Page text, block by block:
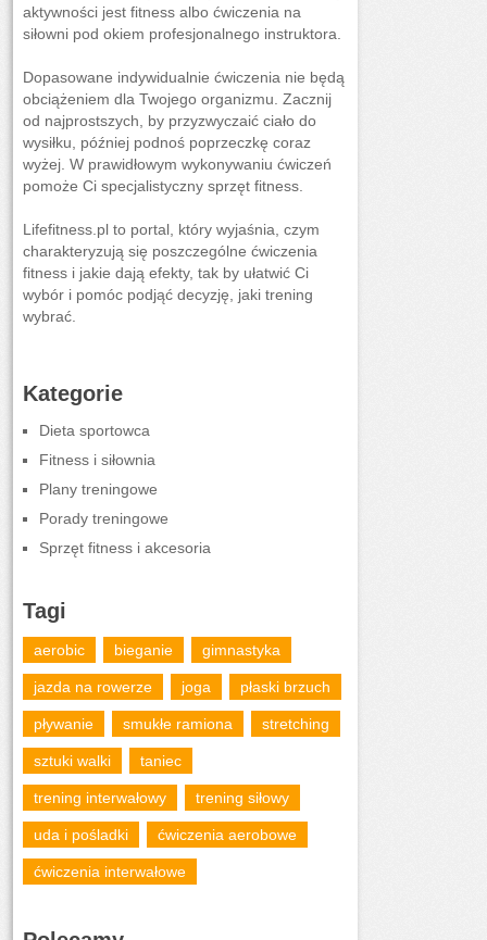
aktywności jest fitness albo ćwiczenia na
siłowni pod okiem profesjonalnego instruktora.
Dopasowane indywidualnie ćwiczenia nie będą
obciążeniem dla Twojego organizmu. Zacznij
od najprostszych, by przyzwyczaić ciało do
wysiłku, później podnoś poprzeczkę coraz
wyżej. W prawidłowym wykonywaniu ćwiczeń
pomoże Ci specjalistyczny sprzęt fitness.
Lifefitness.pl to portal, który wyjaśnia, czym
charakteryzują się poszczególne ćwiczenia
fitness i jakie dają efekty, tak by ułatwić Ci
wybór i pomóc podjąć decyzję, jaki trening
wybrać.
Kategorie
Dieta sportowca
Fitness i siłownia
Plany treningowe
Porady treningowe
Sprzęt fitness i akcesoria
Tagi
aerobic bieganie gimnastyka
jazda na rowerze joga płaski brzuch
pływanie smukłe ramiona stretching
sztuki walki taniec
trening interwałowy trening siłowy
uda i pośladki ćwiczenia aerobowe
ćwiczenia interwałowe